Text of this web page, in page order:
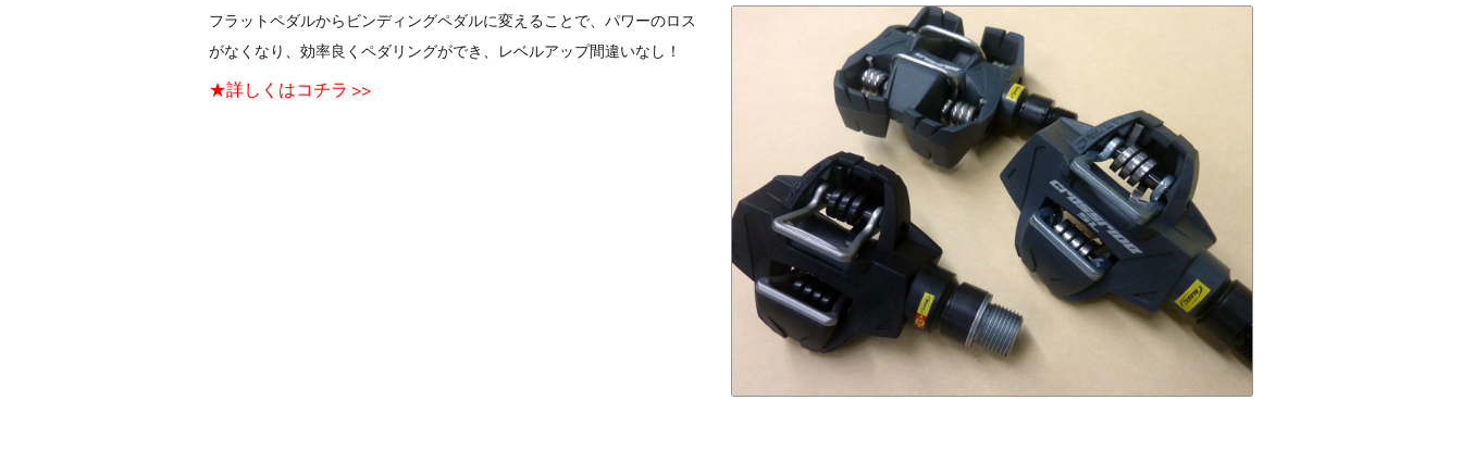
フラットペダルからビンディングペダルに変えることで、パワーのロス
がなくなり、効率良くペダリングができ、レベルアップ間違いなし！
★詳しくはコチラ >>